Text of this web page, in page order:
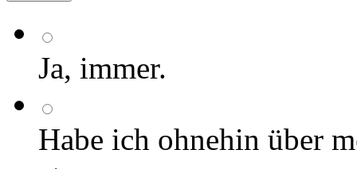
Ja, immer.
Habe ich ohnehin über